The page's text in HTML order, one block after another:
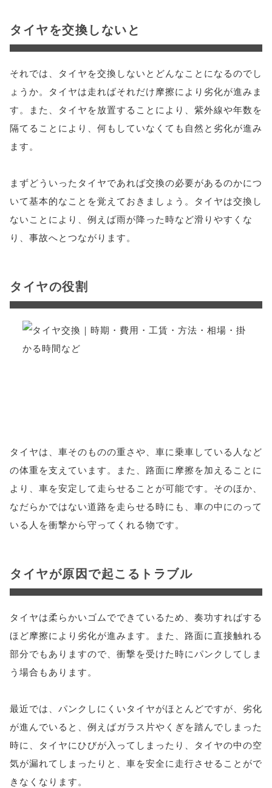
タイヤを交換しないと
それでは、タイヤを交換しないとどんなことになるのでし
ょうか。タイヤは走ればそれだけ摩擦により劣化が進みま
す。また、タイヤを放置することにより、紫外線や年数を
隔てることにより、何もしていなくても自然と劣化が進み
ます。
まずどういったタイヤであれば交換の必要があるのかにつ
いて基本的なことを覚えておきましょう。タイヤは交換し
ないことにより、例えば雨が降った時など滑りやすくな
り、事故へとつながります。
タイヤの役割
タイヤは、車そのものの重さや、車に乗車している人など
の体重を支えています。また、路面に摩擦を加えることに
より、車を安定して走らせることが可能です。そのほか、
なだらかではない道路を走らせる時にも、車の中にのって
いる人を衝撃から守ってくれる物です。
タイヤが原因で起こるトラブル
タイヤは柔らかいゴムでできているため、奏功すればする
ほど摩擦により劣化が進みます。また、路面に直接触れる
部分でもありますので、衝撃を受けた時にパンクしてしま
う場合もあります。
最近では、パンクしにくいタイヤがほとんどですが、劣化
が進んでいると、例えばガラス片やくぎを踏んでしまった
時に、タイヤにひびが入ってしまったり、タイヤの中の空
気が漏れてしまったりと、車を安全に走行させることがで
きなくなります。